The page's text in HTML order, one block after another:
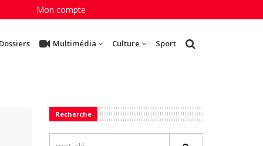
Mon compte
Multimédia Culture Sport
Recherche